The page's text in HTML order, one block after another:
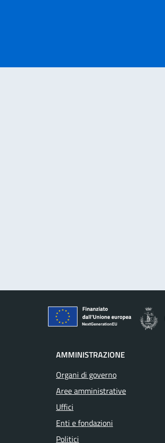
AMMINISTRAZIONE
Organi di governo
Aree amministrative
Uffici
Enti e fondazioni
Politici